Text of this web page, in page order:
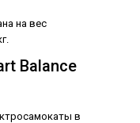
Wheel
на вес
Balance
в